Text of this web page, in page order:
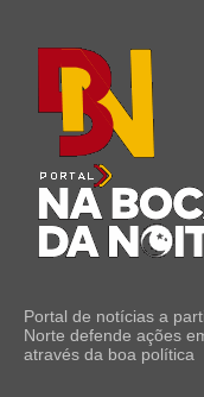
Portal de notícias a
Norte defende ações
através da boa política